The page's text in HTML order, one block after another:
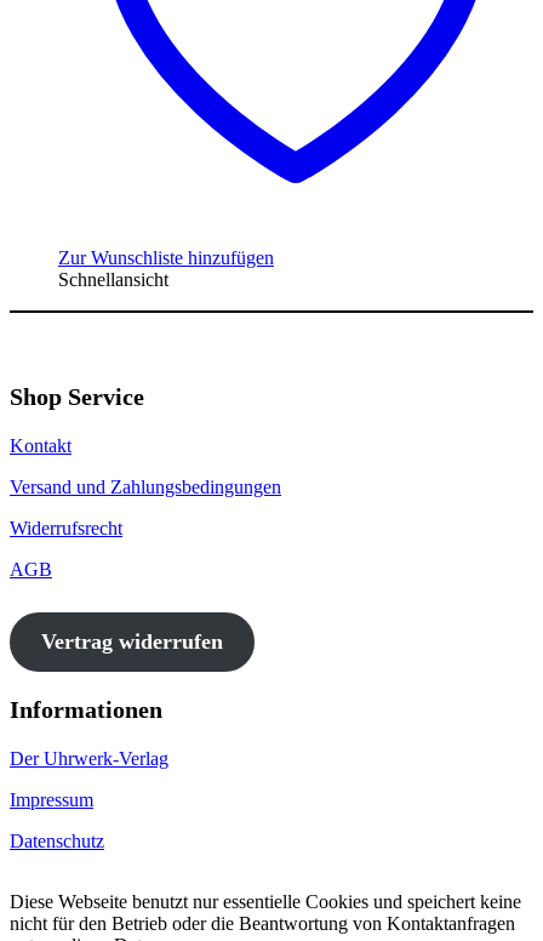
Zur Wunschliste hinzufügen
Schnellansicht
Shop Service
Kontakt
Versand und Zahlungsbedingungen
Widerrufsrecht
AGB
Vertrag widerrufen
Informationen
Der Uhrwerk-Verlag
Impressum
Datenschutz
Diese Webseite benutzt nur essentielle Cookies und speichert keine
nicht für den Betrieb oder die Beantwortung von Kontaktanfragen